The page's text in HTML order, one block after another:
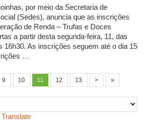
por meio da Secretaria de
(Sedes), anuncia que as inscrições
de Renda – Trufas e Doces
a partir desta segunda-feira, 11, das
16h30. As inscrições seguem até o dia 15
…
9 10 11 12 13 > »
Translate